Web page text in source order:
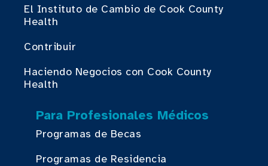
El Instituto de Cambio de Cook County
Health
Contribuir
Haciendo Negocios con Cook County
Health
Para Profesionales Médicos
Programas de Becas
Programas de Residencia